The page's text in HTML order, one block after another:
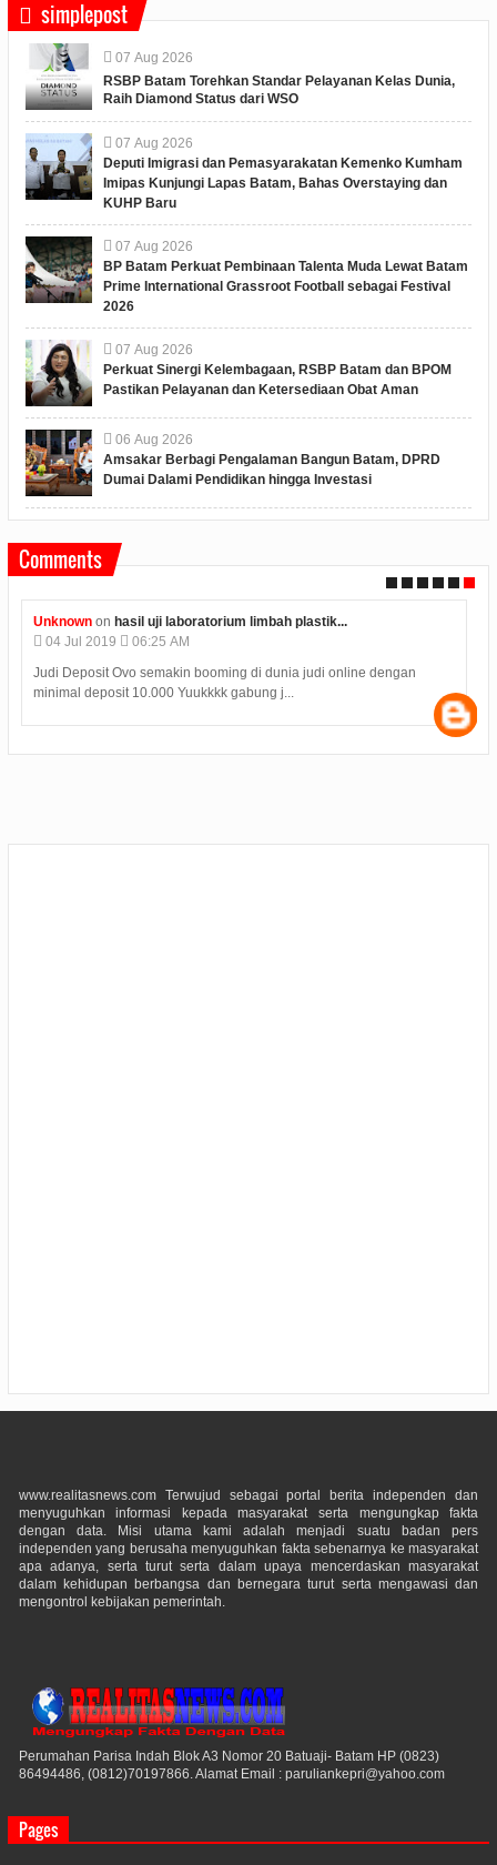
simplepost
07 Aug 2026
RSBP Batam Torehkan Standar Pelayanan Kelas Dunia,
Raih Diamond Status dari WSO
07 Aug 2026
Deputi Imigrasi dan Pemasyarakatan Kemenko Kumham
Imipas Kunjungi Lapas Batam, Bahas Overstaying dan
KUHP Baru
07 Aug 2026
BP Batam Perkuat Pembinaan Talenta Muda Lewat Batam
Prime International Grassroot Football sebagai Festival
2026
07 Aug 2026
Perkuat Sinergi Kelembagaan, RSBP Batam dan BPOM
Pastikan Pelayanan dan Ketersediaan Obat Aman
06 Aug 2026
Amsakar Berbagi Pengalaman Bangun Batam, DPRD
Dumai Dalami Pendidikan hingga Investasi
Comments
Unknownon hasil uji laboratorium limbah plastik...
04 Jul 2019
06:25 AM
Judi Deposit Ovo semakin booming di dunia judi online dengan
minimal deposit 10.000 Yuukkkk gabung j...
www.realitasnews.com Terwujud sebagai portal berita independen dan
menyuguhkan informasi kepada masyarakat serta mengungkap fakta
dengan data. Misi utama kami adalah menjadi suatu badan pers
independen yang berusaha menyuguhkan fakta sebenarnya ke masyarakat
apa adanya, serta turut serta dalam upaya mencerdaskan masyarakat
dalam kehidupan berbangsa dan bernegara turut serta mengawasi dan
mengontrol kebijakan pemerintah.
Perumahan Parisa Indah Blok A3 Nomor 20 Batuaji- Batam HP (0823)
86494486, (0812)70197866. Alamat Email : paruliankepri@yahoo.com
Pages